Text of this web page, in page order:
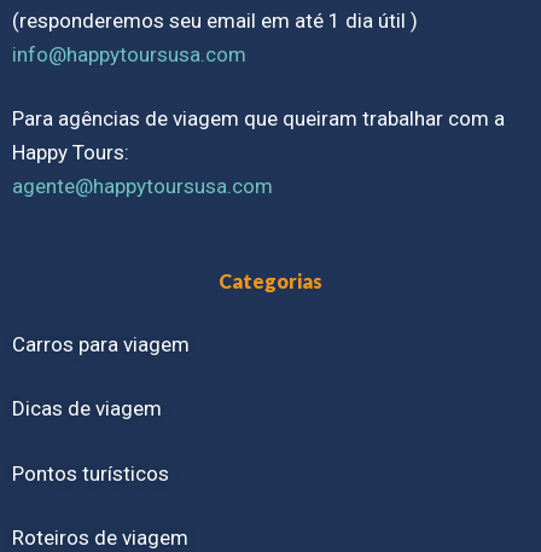
(responderemos seu email em até 1 dia útil )
info@happytoursusa.com
Para agências de viagem que queiram trabalhar com a
Happy Tours:
agente@happytoursusa.com
Categorias
Carros para viagem
Dicas de viagem
Pontos turísticos
Roteiros de viagem